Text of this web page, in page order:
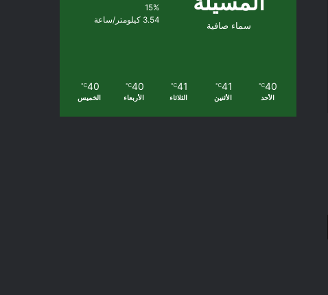
سماء صافية
15%
3.54 كيلومتر/ساعة
40
℃
الأحد
41
℃
الأثنين
41
℃
الثلاثاء
40
℃
الأربعاء
40
℃
الخميس